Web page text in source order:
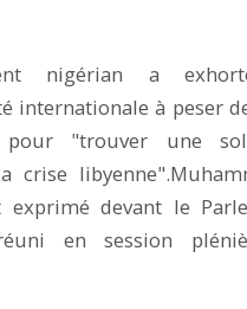
nigérian a
internationale à peser
"trouver une
crise
exprimé devant le
en session